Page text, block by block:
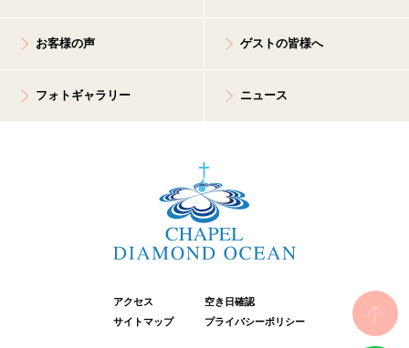
お客様の声 ゲストの皆様へ
フォトギャラリー ニュース
アクセス
空き日確認
サイトマップ
プライバシーポリシー